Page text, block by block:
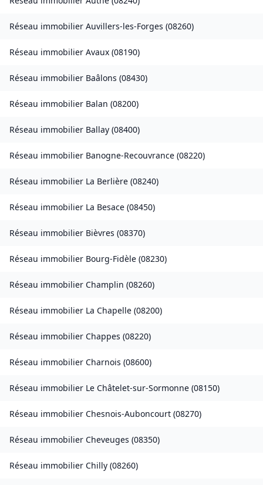
Réseau immobilier Auvillers-les-Forges (08260)
Réseau immobilier Avaux (08190)
Réseau immobilier Baâlons (08430)
Réseau immobilier Balan (08200)
Réseau immobilier Ballay (08400)
Réseau immobilier Banogne-Recouvrance (08220)
Réseau immobilier La Berlière (08240)
Réseau immobilier La Besace (08450)
Réseau immobilier Bièvres (08370)
Réseau immobilier Bourg-Fidèle (08230)
Réseau immobilier Champlin (08260)
Réseau immobilier La Chapelle (08200)
Réseau immobilier Chappes (08220)
Réseau immobilier Charnois (08600)
Réseau immobilier Le Châtelet-sur-Sormonne (08150)
Réseau immobilier Chesnois-Auboncourt (08270)
Réseau immobilier Cheveuges (08350)
Réseau immobilier Chilly (08260)